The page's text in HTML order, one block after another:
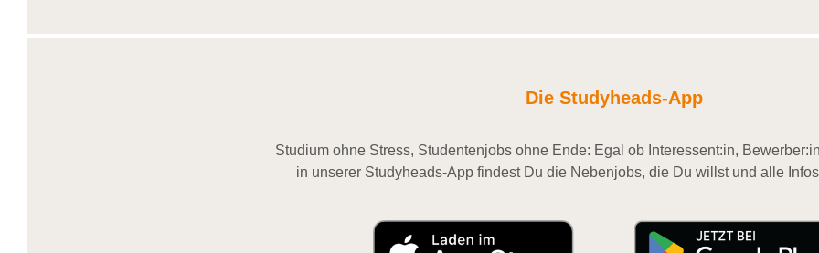
Die Studyheads-App
Studium ohne Stress, Studentenjobs ohne Ende: Egal ob Interessent:in,
in unserer Studyheads-App findest Du die Nebenjobs, die Du willst und alle